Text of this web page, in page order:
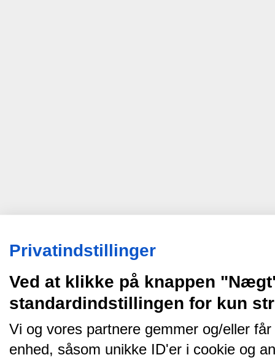
Privatindstillinger
Ved at klikke på knappen
standardindstillingen for kun
Vi og vores partnere gemmer og/eller
enhed, såsom unikke ID'er i cookie og